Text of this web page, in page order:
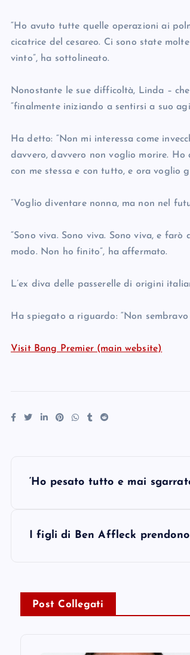
“Ho avuto tutte quelle operazioni ai
cicatrice del cesareo. Ci sono state
vinto”, ha sottolineato.
Nonostante le sue difficoltà, Linda –
“finalmente iniziando a sentirsi a suo
Ha detto: “Non mi interessa come
davvero, davvero non voglio morire.
con me stessa e con tutto, e ora voglio
“Voglio diventare nonna, ma non nel
“Sono viva. Sono viva. Sono viva, e
modo. Non ho finito”, ha affermato.
L’ex diva delle passerelle di origini
Ha spiegato a riguardo: “Non sembravo
Visit Bang Premier (main website)
‘Ho pesato tutto e mai
I figli di Ben Affleck
Post Collegati